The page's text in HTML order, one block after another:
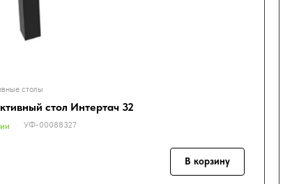
столы
стол Интертач 32
УФ-00088327
В корзину